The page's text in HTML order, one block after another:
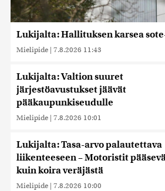
Lukijalta: Hallituksen karsea
Mielipide | 7.8.2026 11:43
Lukijalta: Valtion suuret
järjestöavustukset jäävät
pääkaupunkiseudulle
Mielipide | 7.8.2026 10:01
Lukijalta: Tasa-arvo palautettava
liikenteeseen – Motoristit
kuin koira veräjästä
Mielipide | 7.8.2026 10:00